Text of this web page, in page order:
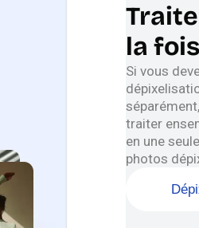
la fois
Si vous
traiter
en une
photos